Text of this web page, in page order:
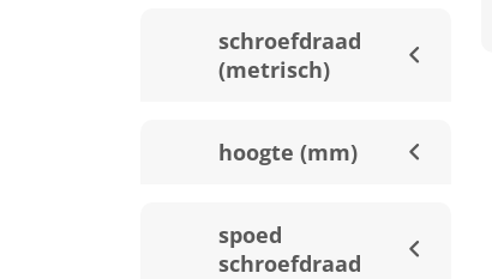
schroefdraad
(metrisch)
hoogte (mm)
spoed
schroefdraad